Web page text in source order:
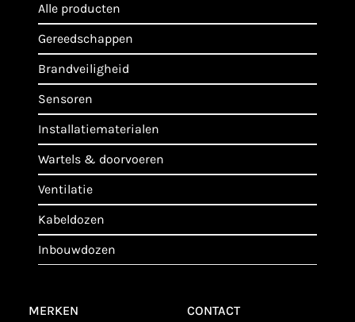
alle producten
gereedschappen
brandveiligheid
sensoren
installatiematerialen
wartels & doorvoeren
ventilatie
kabeldozen
inbouwdozen
MERKEN
CONTACT